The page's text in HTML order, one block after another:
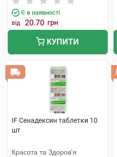
Є в наявності
від 20.70 грн
КУПИТИ
IF Сенадексин таблетки 10
шт
Красота та Здоров'я